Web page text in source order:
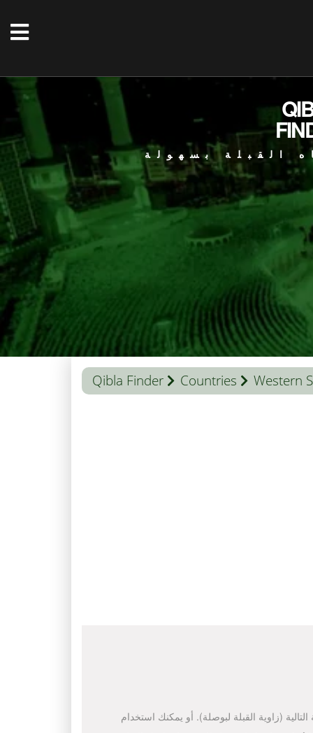
القبلة بسهولة
Qibla Finder Countries Western
(زاوية القبلة لبوصلة). أو يمكنك استخدام